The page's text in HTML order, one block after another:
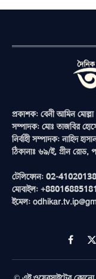
প্রকাশক: বেনী আমিন মোল্লা
সম্পাদক: মোঃ তাজবির
নির্বাহী সম্পাদক: নাহিদ
ঠিকানাঃ ৬৯/ই, গ্রীন রোড,
টেলিফোন: 02-41020138
মোবাইল:
ইমেল:
X